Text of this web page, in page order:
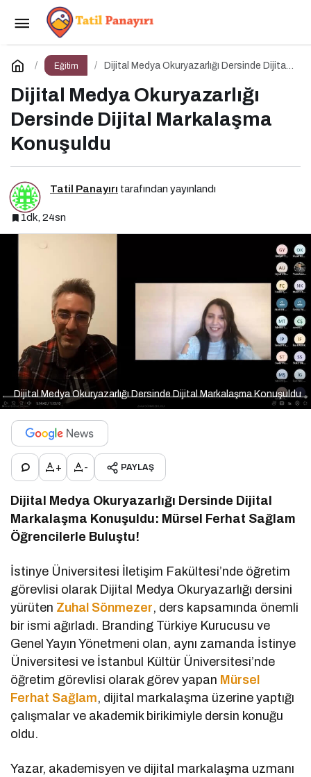
Eğitim
Dijital Medya Okuryazarlığı Dersinde Dijital
Dijital Medya Okuryazarlığı
Dersinde Dijital Markalaşma
Konuşuldu
Tatil Panayırı tarafından yayınlandı
1dk, 24sn
Dijital Medya Okuryazarlığı Dersinde Dijital Markalaşma Konuşuldu
+ - PAYLAŞ
Dijital Medya Okuryazarlığı Dersinde Dijital
Markalaşma Konuşuldu: Mürsel Ferhat Sağlam
Öğrencilerle Buluştu!
İstinye Üniversitesi İletişim Fakültesi’nde öğretim
görevlisi olarak Dijital Medya Okuryazarlığı dersini
yürüten Zuhal Sönmezer, ders kapsamında önemli
bir ismi ağırladı. Branding Türkiye Kurucusu ve
Genel Yayın Yönetmeni olan, aynı zamanda İstinye
Üniversitesi ve İstanbul Kültür Üniversitesi’nde
öğretim görevlisi olarak görev yapan Mürsel
Ferhat Sağlam, dijital markalaşma üzerine yaptığı
çalışmalar ve akademik birikimiyle dersin konuğu
oldu.
Yazar, akademisyen ve dijital markalaşma uzmanı
Enformasyon Ekosisteminde Dezenformasyon
ve Çözüm Arayışları
Yorum Yap